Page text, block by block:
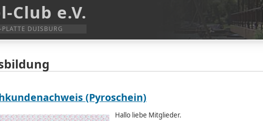
Club e.V.
DUISBURG
(Pyroschein)
Hallo liebe Mitglieder.